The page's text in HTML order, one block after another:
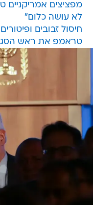
מפציצים אמריקניים
לא עושה כלום"
חיסול זבובים
טראמפ את ראש